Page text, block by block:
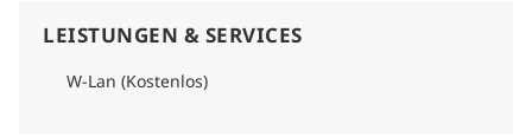
LEISTUNGEN & SERVICES
W-Lan (Kostenlos)